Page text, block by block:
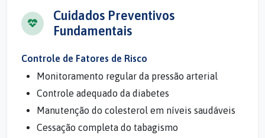
Cuidados Preventivos
Fundamentais
Controle de Fatores de Risco
Monitoramento regular da pressão arterial
Controle adequado da diabetes
Manutenção do colesterol em níveis saudáveis
Cessação completa do tabagismo